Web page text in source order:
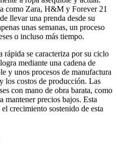
como Zara, H&M y Forever 21
llevar una prenda desde su
unas semanas, un proceso
o incluso más tiempo.
rápida se caracteriza por su ciclo
mediante una cadena de
y unos procesos de manufactura
los costos de producción. Las
con mano de obra barata, como
mantener precios bajos. Esta
crecimiento sostenido de esta